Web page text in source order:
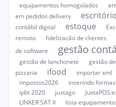
equipamentos homogolados
em pedidos delivery
contábil digital
estoque
remoto
fidelização de clientes
de software
gestão
gestão de lanchonete
gestão
pizzaria
ifood importar xml
impostos2026 inserindo
ipbt 2020
juxtago
LINKER SAT II
lista